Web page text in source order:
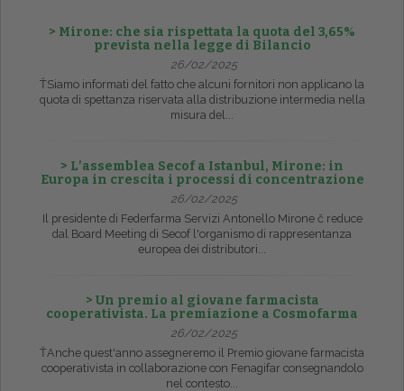
> Mirone: che sia rispettata la quota del 3,65%
prevista nella legge di Bilancio
26/02/2025
ŤSiamo informati del fatto che alcuni fornitori non applicano la
quota di spettanza riservata alla distribuzione intermedia nella
misura del...
> L’assemblea Secof a Istanbul, Mirone: in
Europa in crescita i processi di concentrazione
26/02/2025
Il presidente di Federfarma Servizi Antonello Mirone č reduce
dal Board Meeting di Secof l'organismo di rappresentanza
europea dei distributori...
> Un premio al giovane farmacista
cooperativista. La premiazione a Cosmofarma
26/02/2025
ŤAnche quest'anno assegneremo il Premio giovane farmacista
cooperativista in collaborazione con Fenagifar consegnandolo
nel contesto...